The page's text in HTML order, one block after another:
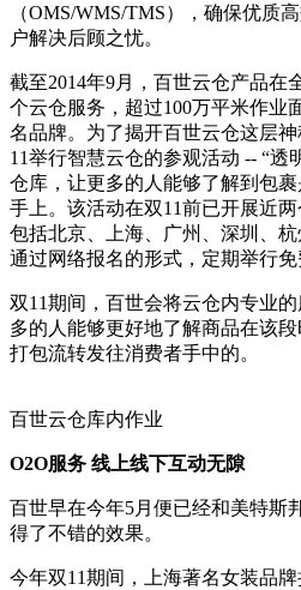
（OMS/WMS/TMS），确保优质
户解决后顾之忧。
截至2014年9月，百世云仓产品在
个云仓服务，超过100万平米作业
名品牌。为了揭开百世云仓这层
11举行智慧云仓的参观活动 -- “透
仓库，让更多的人能够了解到包
手上。该活动在双11前已开展近
包括北京、上海、广州、深圳、杭
通过网络报名的形式，定期举行免
双11期间，百世会将云仓内专业
多的人能够更好地了解商品在该
打包流转发往消费者手中的。
百世云仓库内作业
O2O服务 线上线下互动无隙
百世早在今年5月便已经和美特斯
得了不错的效果。
今年双11期间，上海著名女装品